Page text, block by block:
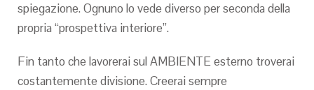
spiegazione. Ognuno lo vede diverso per seconda della
propria “prospettiva interiore”.
Fin tanto che lavorerai sul AMBIENTE esterno troverai
costantemente divisione. Creerai sempre